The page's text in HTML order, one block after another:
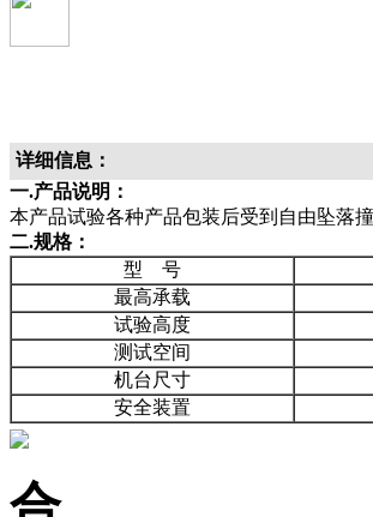
详细信息：
一.产品说明：
本产品试验各种产品包装后受到自由坠落
二.规格：
型 号
最高承载
试验高度
测试空间
机台尺寸
安全装置